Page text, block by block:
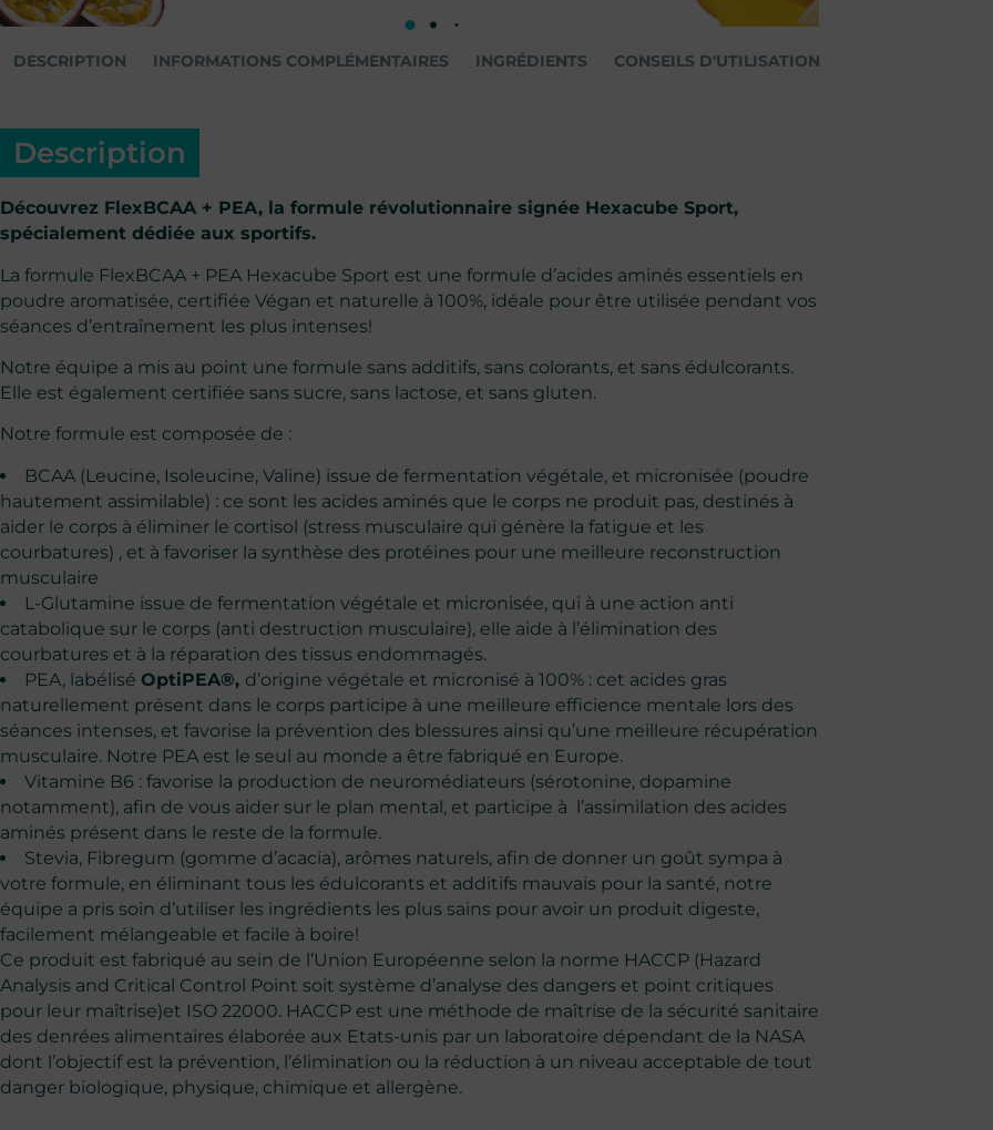
DESCRIPTION INFORMATIONS COMPLÉMENTAIRES INGRÉDIENTS CONSEILS D'UTILISATION
Description
Découvrez FlexBCAA + PEA, la formule révolutionnaire signée Hexacube Sport,
spécialement dédiée aux sportifs.
La formule FlexBCAA + PEA Hexacube Sport est une formule d’acides aminés essentiels en
poudre aromatisée, certifiée Végan et naturelle à 100%, idéale pour être utilisée pendant vos
séances d’entraînement les plus intenses!
Notre équipe a mis au point une formule sans additifs, sans colorants, et sans édulcorants.
Elle est également certifiée sans sucre, sans lactose, et sans gluten.
Notre formule est composée de :
BCAA (Leucine, Isoleucine, Valine) issue de fermentation végétale, et micronisée (poudre
hautement assimilable) : ce sont les acides aminés que le corps ne produit pas, destinés à
aider le corps à éliminer le cortisol (stress musculaire qui génère la fatigue et les
courbatures) , et à favoriser la synthèse des protéines pour une meilleure reconstruction
musculaire
L-Glutamine issue de fermentation végétale et micronisée, qui à une action anti
catabolique sur le corps (anti destruction musculaire), elle aide à l’élimination des
courbatures et à la réparation des tissus endommagés.
PEA, labélisé OptiPEA®, d’origine végétale et micronisé à 100% : cet acides gras
naturellement présent dans le corps participe à une meilleure efficience mentale lors des
séances intenses, et favorise la prévention des blessures ainsi qu’une meilleure récupération
musculaire. Notre PEA est le seul au monde a être fabriqué en Europe.
Vitamine B6 : favorise la production de neuromédiateurs (sérotonine, dopamine
notamment), afin de vous aider sur le plan mental, et participe à l’assimilation des acides
aminés présent dans le reste de la formule.
Stevia, Fibregum (gomme d’acacia), arômes naturels, afin de donner un goût sympa à
votre formule, en éliminant tous les édulcorants et additifs mauvais pour la santé, notre
équipe a pris soin d’utiliser les ingrédients les plus sains pour avoir un produit digeste,
facilement mélangeable et facile à boire!
Ce produit est fabriqué au sein de l’Union Européenne selon la norme HACCP (Hazard
Analysis and Critical Control Point soit système d’analyse des dangers et point critiques
pour leur maîtrise)et ISO 22000. HACCP est une méthode de maîtrise de la sécurité sanitaire
des denrées alimentaires élaborée aux Etats-unis par un laboratoire dépendant de la NASA
dont l’objectif est la prévention, l’élimination ou la réduction à un niveau acceptable de tout
danger biologique, physique, chimique et allergène.